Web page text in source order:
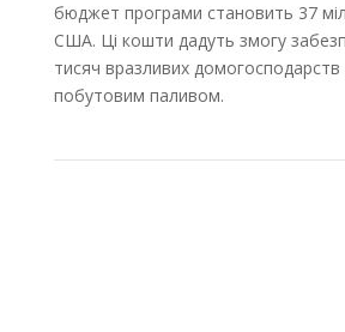
бюджет програми становить 37
США. Ці кошти дадуть змогу
тисяч вразливих
побутовим паливом.